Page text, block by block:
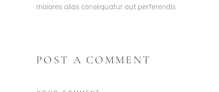
maiores alias consequatur aut perferendis
POST A COMMENT